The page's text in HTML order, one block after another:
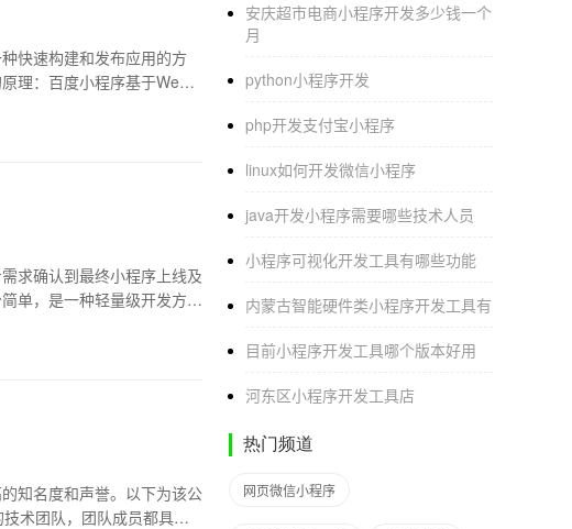
快速构建和发布应用的方
理：百度小程序基于Web
求确认到最终小程序上线及
单，是一种轻量级开发方
知名度和声誉。以下为该公
术团队，团队成员都具备
安庆超市电商小程序开发多少钱一个
月
python小程序开发
php开发支付宝小程序
linux如何开发微信小程序
java开发小程序需要哪些技术人员
小程序可视化开发工具有哪些功能
内蒙古智能硬件类小程序开发工具有
目前小程序开发工具哪个版本好用
河东区小程序开发工具店
热门频道
网页微信小程序